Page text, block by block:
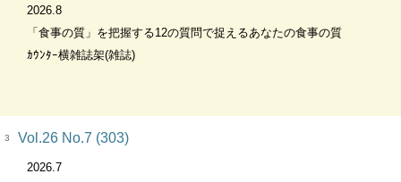
2026.8
「食事の質」を把握する12の質問で捉えるあなたの食事の質
ｶｳﾝﾀｰ横雑誌架(雑誌)
3 Vol.26 No.7 (303)
2026.7